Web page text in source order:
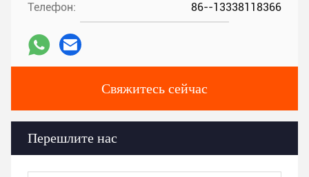
Телефон: 86--13338118366
Свяжитесь сейчас
Перешлите нас